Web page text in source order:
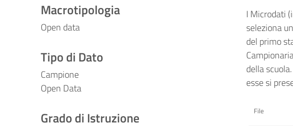
Macrotipologia
Open data
Tipo di Dato
Campione
Open Data
Grado di Istruzione
I Microdati
seleziona
del primo
della
esse si
File